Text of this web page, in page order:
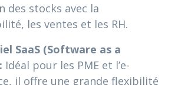
des stocks avec la
les ventes et les RH.
SaaS (Software as a
Idéal pour les PME et l’e-
il offre une grande flexibilité